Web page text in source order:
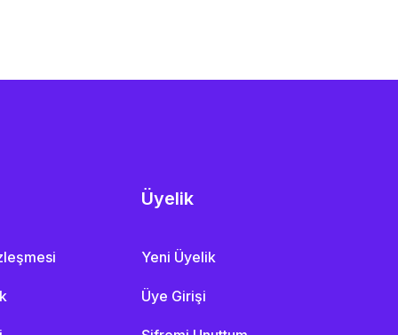
Üyelik
Yeni Üyelik
Üye Girişi